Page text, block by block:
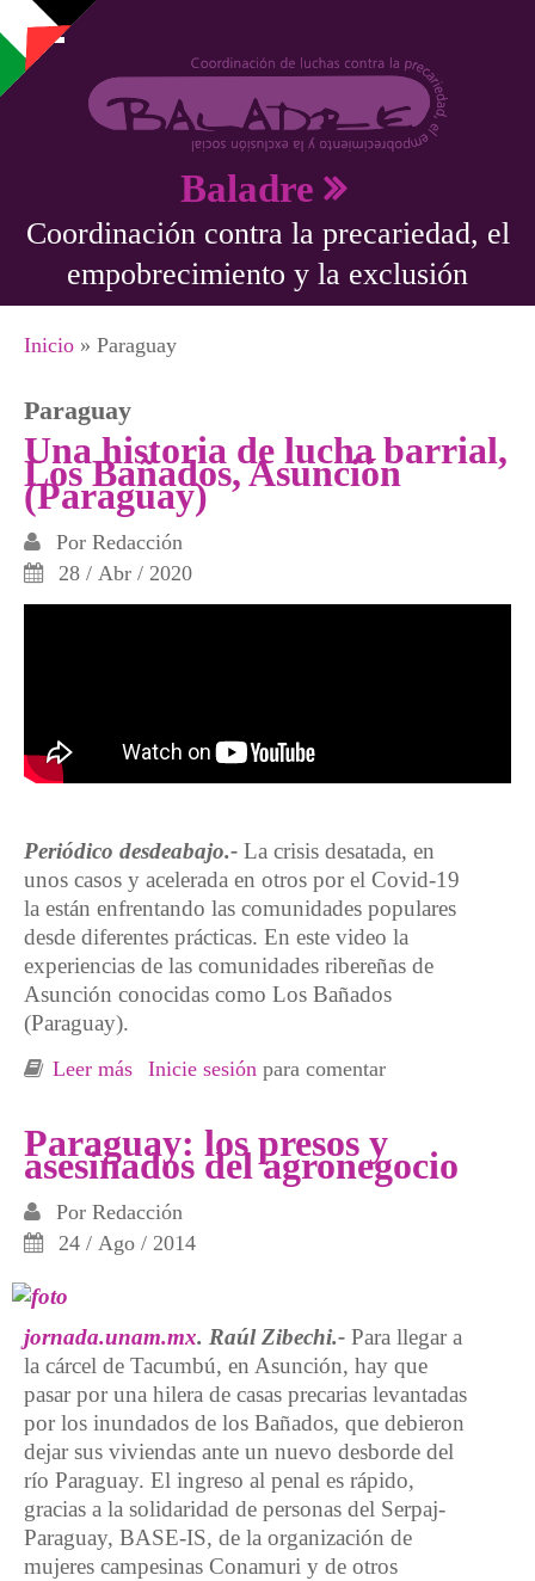
Pasar al contenido principal
Baladre
Coordinación contra la precariedad, el
empobrecimiento y la exclusión
Se encuentra usted aquí
Inicio » Paraguay
Paraguay
Una historia de lucha barrial,
Los Bañados, Asunción
(Paraguay)
Por Redacción
28 / Abr / 2020
Periódico desdeabajo.- La crisis desatada, en
unos casos y acelerada en otros por el Covid-19
la están enfrentando las comunidades populares
desde diferentes prácticas. En este video la
experiencias de las comunidades ribereñas de
Asunción conocidas como Los Bañados
(Paraguay).
Leer más sobre Una historia de lucha barrial, Los
Inicie sesión para comentar
Paraguay: los presos y
asesinados del agronegocio
Por Redacción
24 / Ago / 2014
jornada.unam.mx. Raúl Zibechi.- Para llegar a
la cárcel de Tacumbú, en Asunción, hay que
pasar por una hilera de casas precarias levantadas
por los inundados de los Bañados, que debieron
dejar sus viviendas ante un nuevo desborde del
río Paraguay. El ingreso al penal es rápido,
gracias a la solidaridad de personas del Serpaj-
Paraguay, BASE-IS, de la organización de
mujeres campesinas Conamuri y de otros